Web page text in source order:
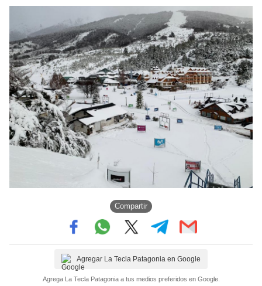
Compartir
Agregar La Tecla Patagonia en Google
Agrega La Tecla Patagonia a tus medios preferidos en Google.